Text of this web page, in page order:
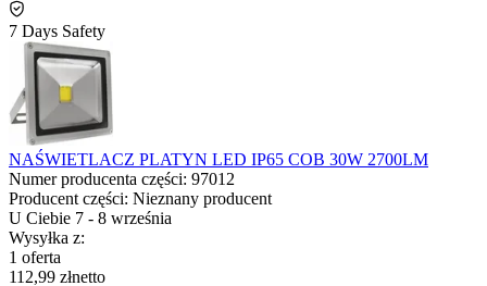
7 Days Safety
NAŚWIETLACZ PLATYN LED IP65 COB 30W 2700LM
Numer producenta części: 97012
Producent części: Nieznany producent
U Ciebie 7 - 8 września
Wysyłka z:
1 oferta
112,99 złnetto